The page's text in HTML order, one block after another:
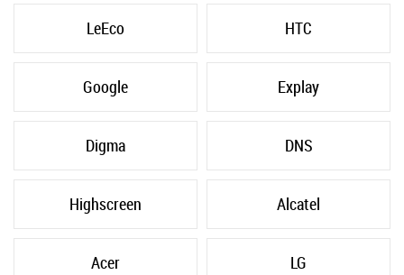
LeEco HTC
Google Explay
Digma DNS
Highscreen Alcatel
Acer LG